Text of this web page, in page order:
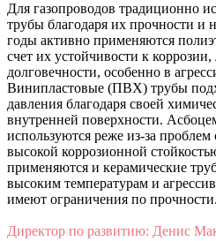
Для газопроводов традиционно
трубы благодаря их прочности и
годы активно применяются
счет их устойчивости к
долговечности, особенно в
Винипластовые (ПВХ) трубы
давления благодаря своей
внутренней поверхности.
используются реже из-за
высокой коррозионной
применяются и керамические
высоким температурам и
имеют ограничения по прочности.
Директор по развитию: Денис